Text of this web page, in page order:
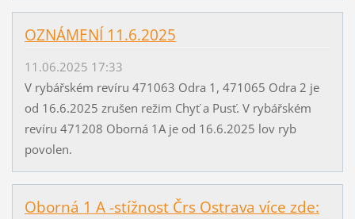
OZNÁMENÍ 11.6.2025
11.06.2025 17:33
V rybářském revíru 471063 Odra 1, 471065 Odra 2 je
od 16.6.2025 zrušen režim Chyť a Pusť. V rybářském
revíru 471208 Oborná 1A je od 16.6.2025 lov ryb
povolen.
Oborná 1 A -stížnost Črs Ostrava více zde: